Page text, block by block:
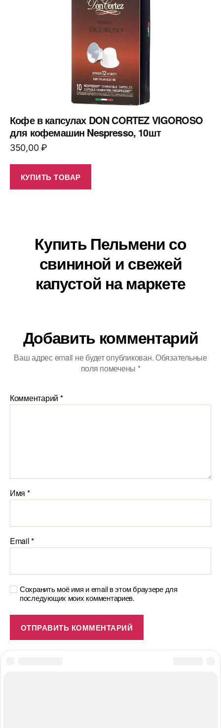
Кофе в капсулах DON CORTEZ VIGOROSO
для кофемашин Nespresso, 10шт
350,00₽
КУПИТЬ ТОВАР
Купить Пельмени со
свининой и свежей
капустой на маркете
Добавить комментарий
Ваш адрес email не будет опубликован.Обязательные
поля помечены *
Комментарий *
Имя *
Email*
Сохранить моё имя и email в этом браузере для
последующих моих комментариев.